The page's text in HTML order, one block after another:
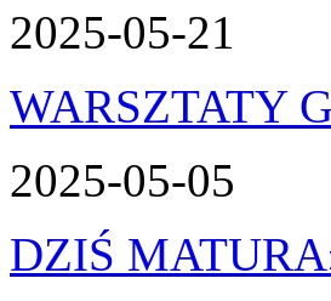
2025-05-21
WARSZTATY
2025-05-05
DZIŚ MATURA